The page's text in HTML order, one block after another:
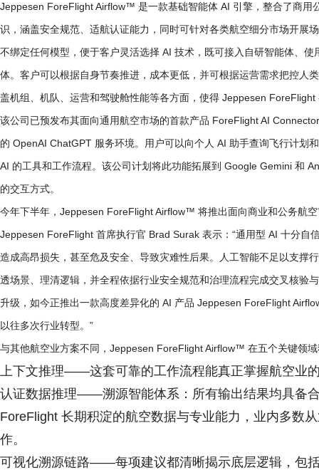
Jeppesen ForeFlight Airflow™ 是一款基础智能体 AI 引擎，整合了商用
识，涵盖安全规范、适航认证能力，同时可针对各类航空细分市场开展
不绑定任何模型，便于客户灵活选择 AI 技术，既可接入自研智能体、
体。客户可以根据自身节奏推进，成本更低，并可根据运营需求把控人
盖机组、机队、运营和驾驶舱性能等各方面，使得 Jeppesen
该公司已预发布其面向通用航空市场的首款产品 ForeFlight AI
的 OpenAI ChatGPT 服务环境。用户可以向个人 AI 助手查询飞行计划
AI 的工具和工作流程。该公司计划将此功能拓展到 Google Gemini 和
的交互方式。
今年下半年，Jeppesen ForeFlight Airflow™ 将推出面向商业和公务航
Jeppesen ForeFlight 首席执行官 Brad Surak 表示：“通用型 AI 十分自
造成高昂损失，甚至危及安全、导致灾难性后果。人工智能不足以支
透场景、理清逻辑，并全程依据行业安全规范和治理流程完成交叉核验
升级，如今正推出一款高度差异化的 AI 产品 Jeppesen ForeFlight
以往多次行业转型。”
与其他航空业方案不同，Jeppesen ForeFlight Airflow™ 在五个关键领
上下文推理——这套可靠的工作流程能真正掌握航空业
认证数据推理——溯源智能体系：所有输出结果均具备
ForeFlight 长期积淀的航空数据与专业能力，业内多数
作。
可视化溯源链路——每项建议都清晰揭示底层逻辑，包